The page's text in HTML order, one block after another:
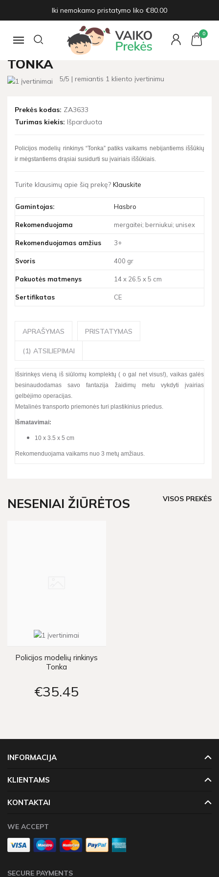
Iki nemokamo pristatymo liko €80.00
Navigacija
0
Automobiliai, modeliukai
Policijos modelių rinkinys Tonka
POLICIJOS MODELIŲ RINKINYS
TONKA
5/5 | remiantis 1 kliento įvertinimu
Prekės kodas: ZA3633
Turimas kiekis: Išparduota
Policijos modelių rinkinys “Tonka” patiks vaikams nebijantiems iššūkių
ir mėgstantiems drąsiai susidurti su įvairiais iššūkiais.
Turite klausimų apie šią prekę? Klauskite
Gamintojas: Hasbro
Rekomenduojama mergaitei; berniukui; unisex
Rekomenduojamas amžius 3+
Svoris 400 gr
Pakuotės matmenys 14 x 26.5 x 5 cm
Sertifikatas CE
APRAŠYMAS PRISTATYMAS
(1) ATSILIEPIMAI
Išsirinkęs vieną iš siūlomų komplektų ( o gal net visus!), vaikas galės
besinaudodamas savo fantazija žaidimų metu vykdyti įvairias
gelbėjimo operacijas.
Metalinės transporto priemonės turi plastikinius priedus.
Išmatavimai:
10 x 3.5 x 5 cm
Rekomenduojama vaikams nuo 3 metų amžiaus.
NESENIAI ŽIŪRĖTOS VISOS PREKĖS
Policijos modelių rinkinys
Tonka
€35 45
INFORMACIJA
KLIENTAMS
KONTAKTAI
WE ACCEPT
SECURE PAYMENTS